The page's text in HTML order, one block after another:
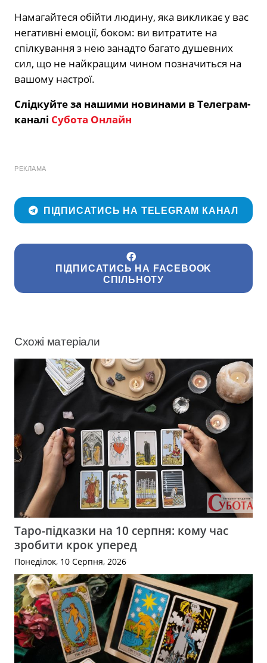
Намагайтеся обійти людину, яка викликає у вас
негативні емоції, боком: ви витратите на
спілкування з нею занадто багато душевних
сил, що не найкращим чином позначиться на
вашому настрої.
Слідкуйте за нашими новинами в Телеграм-
каналі Субота Онлайн
РЕКЛАМА
ПІДПИСАТИСЬ НА TELEGRAM КАНАЛ
ПІДПИСАТИСЬ НА FACEBOOK
СПІЛЬНОТУ
Схожі матеріали
Таро-підказки на 10 серпня: кому час
зробити крок уперед
Понеділок, 10 Серпня, 2026